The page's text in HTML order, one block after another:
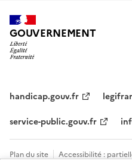
GOUVERNEMENT
handicap.gouv.fr
service-public.gouv.fr
Plan du site Accessibilité :